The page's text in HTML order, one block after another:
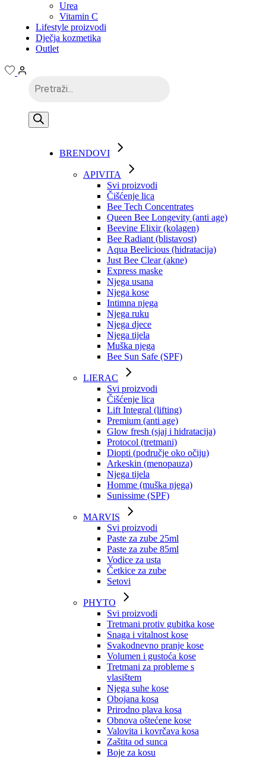
Urea
Vitamin C
Lifestyle proizvodi
Dječja kozmetika
Outlet
search
BRENDOVI
APIVITA
Svi proizvodi
Čišćenje lica
Bee Tech Concentrates
Queen Bee Longevity (anti age)
Beevine Elixir (kolagen)
Bee Radiant (blistavost)
Aqua Beelicious (hidratacija)
Just Bee Clear (akne)
Express maske
Njega usana
Njega kose
Intimna njega
Njega ruku
Njega djece
Njega tijela
Muška njega
Bee Sun Safe (SPF)
LIERAC
Svi proizvodi
Čišćenje lica
Lift Integral (lifting)
Premium (anti age)
Glow fresh (sjaj i hidratacija)
Protocol (tretmani)
Diopti (područje oko očiju)
Arkeskin (menopauza)
Njega tijela
Homme (muška njega)
Sunissime (SPF)
MARVIS
Svi proizvodi
Paste za zube 25ml
Paste za zube 85ml
Vodice za usta
Četkice za zube
Setovi
PHYTO
Svi proizvodi
Tretmani protiv gubitka kose
Snaga i vitalnost kose
Svakodnevno pranje kose
Volumen i gustoća kose
Tretmani za probleme s
vlasištem
Njega suhe kose
Obojana kosa
Prirodno plava kosa
Obnova oštećene kose
Valovita i kovrčava kosa
Zaštita od sunca
Boje za kosu